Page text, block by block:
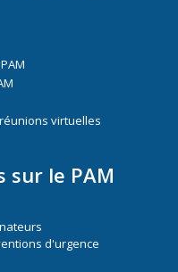
virtuelles
sur le PAM
d'urgence